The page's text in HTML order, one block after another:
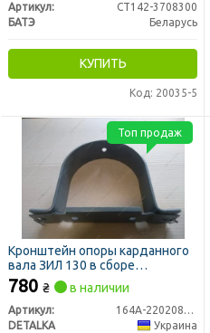
Артикул:
СТ142-3708300
БАТЭ
Беларусь
КУПИТЬ
Код: 20035-5
Кронштейн опоры карданного
вала ЗИЛ 130 в сборе
(УСИЛЕННЫЙ ХОМУТ)
(DETALKA)
780 ₴ в наличии
Артикул:
164А-2202082-Б
DETALKA
Украина
Топ продаж